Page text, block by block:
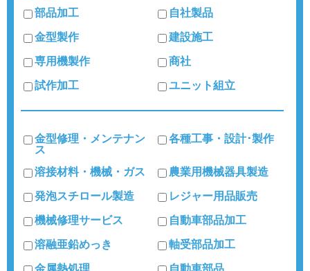
部品加工 自社製品
金型製作 建設施工
専用機製作 商社
試作加工 ユニット組立
金型修理・メンテナン
ス
各種工事・設計･製作
溶接材料・機械・ガス 農業用機械器具製造
発泡スチロール製造 レジャー用品販売
機械修理サービス 自動車部品加工
溶融亜鉛めっき 軸受部品加工